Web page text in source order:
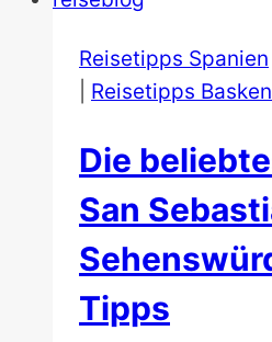
man
Reisetipps Spanien
Reisetipps
Die
San
Tipps